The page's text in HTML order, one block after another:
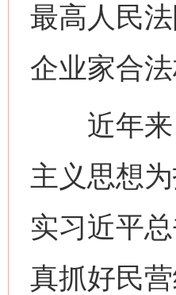
最高人民
企业家合
近年来
主义思想
实习近平
真抓好民